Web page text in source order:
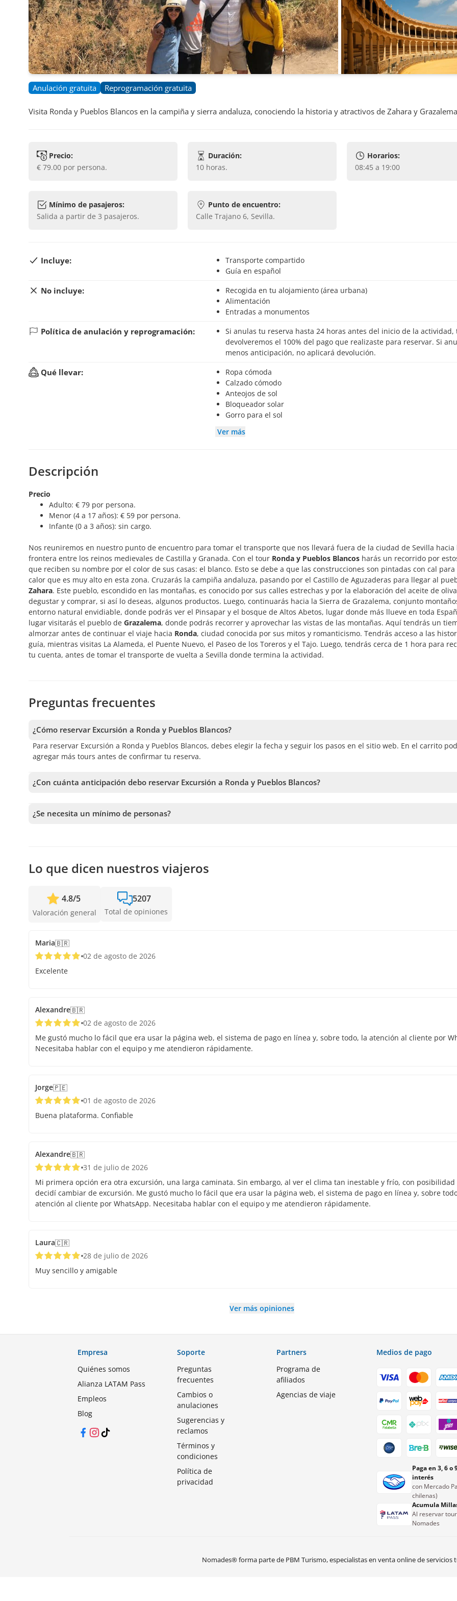
Anulación gratuita Reprogramación gratuita
Visita Ronda y Pueblos Blancos en la campiña y sierra andaluza, conociendo la historia y atractivos de Zahara y
Precio:
€ 79.00 por persona.
Duración:
10 horas.
Horarios:
08:45 a 19:00
Mínimo de pasajeros:
Salida a partir de 3 pasajeros.
Punto de encuentro:
Calle Trajano 6, Sevilla.
Incluye:
Transporte compartido
Guía en español
No incluye:
Recogida en tu alojamiento (área urbana)
Alimentación
Entradas a monumentos
Política de anulación y reprogramación:
Si anulas tu reserva hasta 24 horas antes del inicio de la actividad, te
devolveremos el 100% del pago que realizaste para reservar. Si
menos anticipación, no aplicará devolución.
Qué llevar:
Ropa cómoda
Calzado cómodo
Anteojos de sol
Bloqueador solar
Gorro para el sol
Ver más
Descripción
Precio
Adulto: € 79 por persona.
Menor (4 a 17 años): € 59 por persona.
Infante (0 a 3 años): sin cargo.
Nos reuniremos en nuestro punto de encuentro para tomar el transporte que nos llevará fuera de la ciudad de Sevilla hacia
frontera entre los reinos medievales de Castilla y Granada. Con el tour Ronda y Pueblos Blancos harás un recorrido por
que reciben su nombre por el color de sus casas: el blanco. Esto se debe a que las construcciones son pintadas con cal
calor que es muy alto en esta zona. Cruzarás la campiña andaluza, pasando por el Castillo de Aguzaderas para llegar al
Zahara. Este pueblo, escondido en las montañas, es conocido por sus calles estrechas y por la elaboración del aceite de
degustar y comprar, si así lo deseas, algunos productos. Luego, continuarás hacia la Sierra de Grazalema, conjunto
entorno natural envidiable, donde podrás ver el Pinsapar y el bosque de Altos Abetos, lugar donde más llueve en toda
lugar visitarás el pueblo de Grazalema, donde podrás recorrer y aprovechar las vistas de las montañas. Aquí tendrás un
almorzar antes de continuar el viaje hacia Ronda, ciudad conocida por sus mitos y romanticismo. Tendrás acceso a las
guía, mientras visitas La Alameda, el Puente Nuevo, el Paseo de los Toreros y el Tajo. Luego, tendrás cerca de 1 hora para
tu cuenta, antes de tomar el transporte de vuelta a Sevilla donde termina la actividad.
Preguntas frecuentes
¿Cómo reservar Excursión a Ronda y Pueblos Blancos?
Para reservar Excursión a Ronda y Pueblos Blancos, debes elegir la fecha y seguir los pasos en el sitio web. En el carrito
agregar más tours antes de confirmar tu reserva.
¿Con cuánta anticipación debo reservar Excursión a Ronda y Pueblos Blancos?
anticipación posible para asegurar los cupos.
¿Se necesita un mínimo de personas?
Lo que dicen nuestros viajeros
4.8/5
Valoración general
5207
Total de opiniones
Maria🇧🇷
02 de agosto de 2026
Excelente
Alexandre🇧🇷
02 de agosto de 2026
Me gustó mucho lo fácil que era usar la página web, el sistema de pago en línea y, sobre todo, la atención al cliente por
Necesitaba hablar con el equipo y me atendieron rápidamente.
Jorge🇵🇪
01 de agosto de 2026
Buena plataforma. Confiable
Alexandre🇧🇷
31 de julio de 2026
Mi primera opción era otra excursión, una larga caminata. Sin embargo, al ver el clima tan inestable y frío, con posibilidad
decidí cambiar de excursión. Me gustó mucho lo fácil que era usar la página web, el sistema de pago en línea y, sobre
atención al cliente por WhatsApp. Necesitaba hablar con el equipo y me atendieron rápidamente.
Laura🇨🇷
28 de julio de 2026
Muy sencillo y amigable
Ver más opiniones
Empresa
Quiénes somos
Alianza LATAM Pass
Empleos
Blog
Facebook
Instagram
TikTok
Soporte
Preguntas
frecuentes
Cambios o
anulaciones
Sugerencias y
reclamos
Términos y
condiciones
Política de
privacidad
Partners
Programa de
afiliados
Agencias de viaje
Medios de pago
Paga en 3, 6 o
interés
con Mercado
chilenas)
Acumula
Al reservar
Nomades
Nomades® forma parte de PBM Turismo, especialistas en venta online de servicios